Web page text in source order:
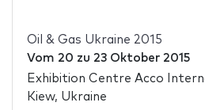
Oil & Gas Ukraine 2015
Vom 20 zu 23 Oktober 2015
Exhibition Centre Acco
Kiew, Ukraine